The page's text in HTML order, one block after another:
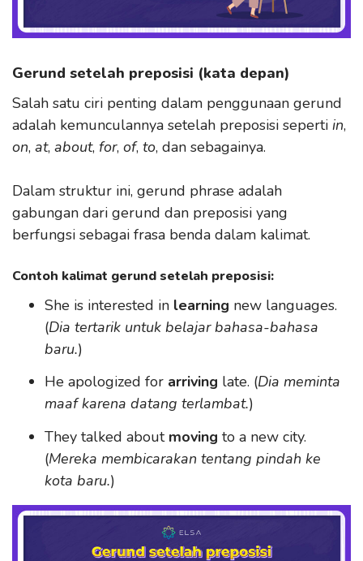
Gerund setelah preposisi (kata depan)
Salah satu ciri penting dalam penggunaan gerund
adalah kemunculannya setelah preposisi seperti in,
on, at, about, for, of, to, dan sebagainya.
Dalam struktur ini, gerund phrase adalah
gabungan dari gerund dan preposisi yang
berfungsi sebagai frasa benda dalam kalimat.
Contoh kalimat gerund setelah preposisi:
She is interested in learning new languages.
(Dia tertarik untuk belajar bahasa-bahasa
baru.)
He apologized for arriving late. (Dia meminta
maaf karena datang terlambat.)
They talked about moving to a new city.
(Mereka membicarakan tentang pindah ke
kota baru.)